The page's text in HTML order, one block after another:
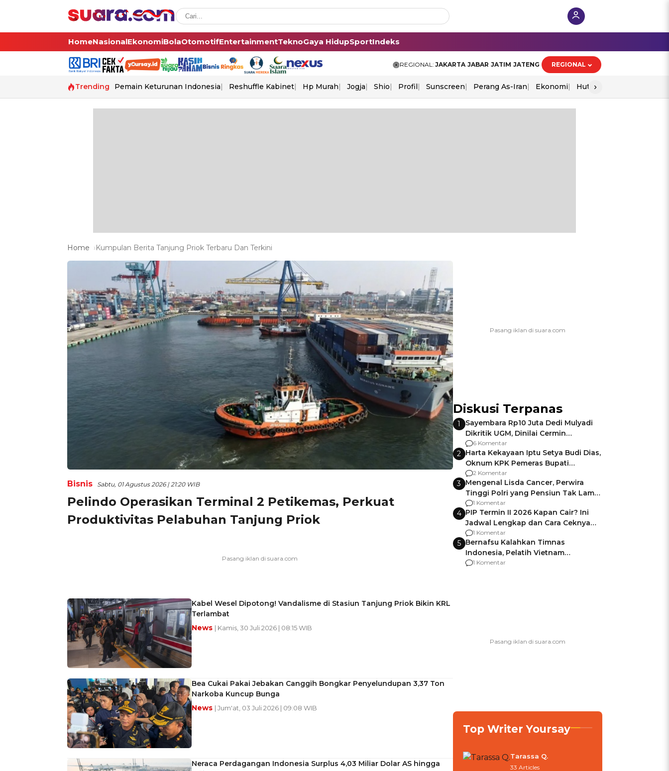
HomeNasionalEkonomiBolaOtomotifEntertainmentTeknoGaya HidupSportIndeks
REGIONAL: JAKARTA JABAR JATIM JATENG REGIONAL
Trending Pemain Keturunan Indonesia Reshuffle Kabinet Hp Murah Jogja Shio Profil Sunscreen Perang As-Iran Ekonomi Hut Ri
›
Home Kumpulan Berita Tanjung Priok Terbaru Dan Terkini
Bisnis Sabtu, 01 Agustus 2026 | 21:20 WIB
Pelindo Operasikan Terminal 2 Petikemas, Perkuat
Produktivitas Pelabuhan Tanjung Priok
Kabel Wesel Dipotong! Vandalisme di Stasiun Tanjung Priok Bikin KRL
Terlambat
News | Kamis, 30 Juli 2026 | 08:15 WIB
Bea Cukai Pakai Jebakan Canggih Bongkar Penyelundupan 3,37 Ton
Narkoba Kuncup Bunga
News | Jum'at, 03 Juli 2026 | 09:08 WIB
Neraca Perdagangan Indonesia Surplus 4,03 Miliar Dolar AS hingga
Diskusi Terpanas
1
Sayembara Rp10 Juta Dedi Mulyadi
Dikritik UGM, Dinilai Cermin
Gagalnya Negara Jamin Keamanan
6 Komentar
2 Harta Kekayaan Iptu Setya Budi Dias,
Oknum KPK Pemeras Bupati
Pemalang
2 Komentar
3 Mengenal Lisda Cancer, Perwira
Tinggi Polri yang Pensiun Tak Lama
Usai Jadi Brigjen
1 Komentar
4 PIP Termin II 2026 Kapan Cair? Ini
Jadwal Lengkap dan Cara Ceknya
agar Dana Tidak Hangus!
1 Komentar
5 Bernafsu Kalahkan Timnas
Indonesia, Pelatih Vietnam
Berencana Pakai Jimat di Pakansari
1 Komentar
Top Writer Yoursay
Tarassa Q.
33 Articles